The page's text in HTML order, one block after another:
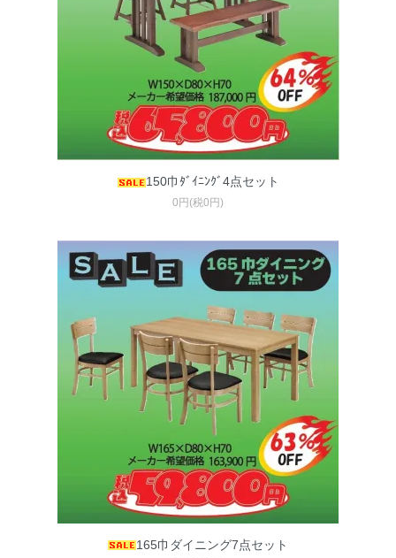
150巾ﾀﾞｲﾆﾝｸﾞ4点セット
0円(税0円)
165巾ダイニング7点セット